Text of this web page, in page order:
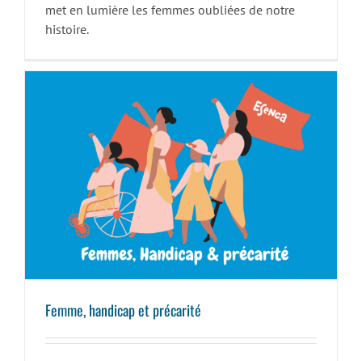
met en lumière les femmes oubliées de notre
histoire.
Femme, handicap et précarité
Femme, handicap et précarité